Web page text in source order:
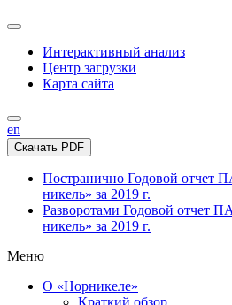
Интерактивный анализ
Центр загрузки
Карта сайта
en
Скачать PDF
Постранично Годовой отчет
никель» за 2019 г.
Разворотами Годовой отчет
никель» за 2019 г.
Меню
О «Норникеле»
Краткий обзор